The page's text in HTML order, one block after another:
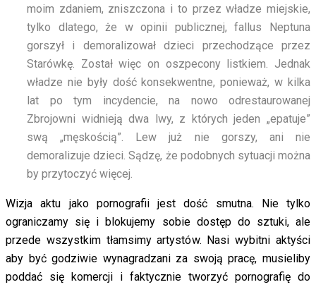
moim zdaniem, zniszczona i to przez władze miejskie,
tylko dlatego, że w opinii publicznej, fallus Neptuna
gorszył i demoralizował dzieci przechodzące przez
Starówkę. Został więc on oszpecony listkiem. Jednak
władze nie były dość konsekwentne, ponieważ, w kilka
lat po tym incydencie, na nowo odrestaurowanej
Zbrojowni widnieją dwa lwy, z których jeden „epatuje”
swą „męskością”. Lew już nie gorszy, ani nie
demoralizuje dzieci. Sądzę, że podobnych sytuacji można
by przytoczyć więcej.
Wizja aktu jako pornografii jest dość smutna. Nie tylko
ograniczamy się i blokujemy sobie dostęp do sztuki, ale
przede wszystkim tłamsimy artystów. Nasi wybitni aktyści
aby być godziwie wynagradzani za swoją pracę, musieliby
poddać się komercji i faktycznie tworzyć pornografię do